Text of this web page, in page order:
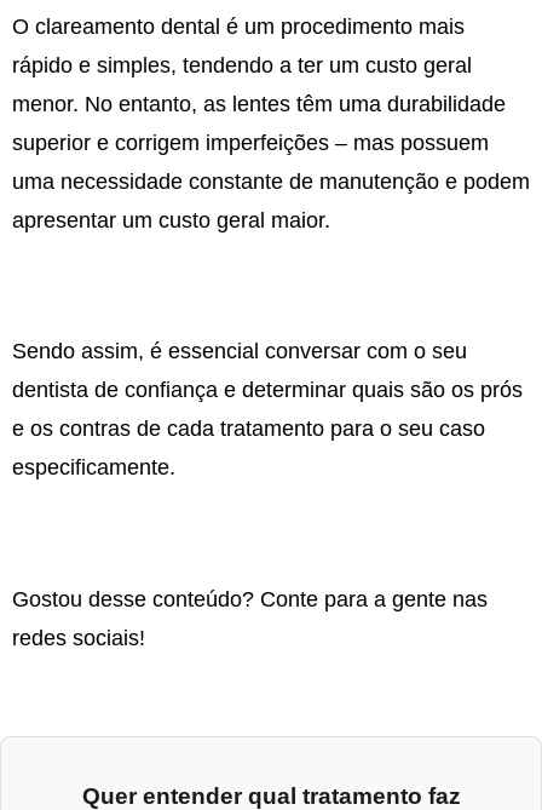
O clareamento dental é um procedimento mais
rápido e simples, tendendo a ter um custo geral
menor. No entanto, as lentes têm uma durabilidade
superior e corrigem imperfeições – mas possuem
uma necessidade constante de manutenção e podem
apresentar um custo geral maior.
Sendo assim, é essencial conversar com o seu
dentista de confiança e determinar quais são os prós
e os contras de cada tratamento para o seu caso
especificamente.
Gostou desse conteúdo? Conte para a gente nas
redes sociais!
Quer entender qual tratamento faz